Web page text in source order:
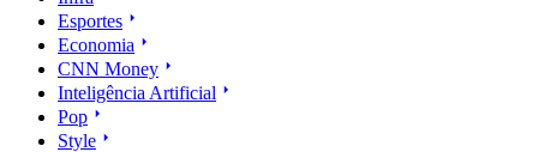
Esportes
Economia
CNN Money
Inteligência Artificial
Pop
Style